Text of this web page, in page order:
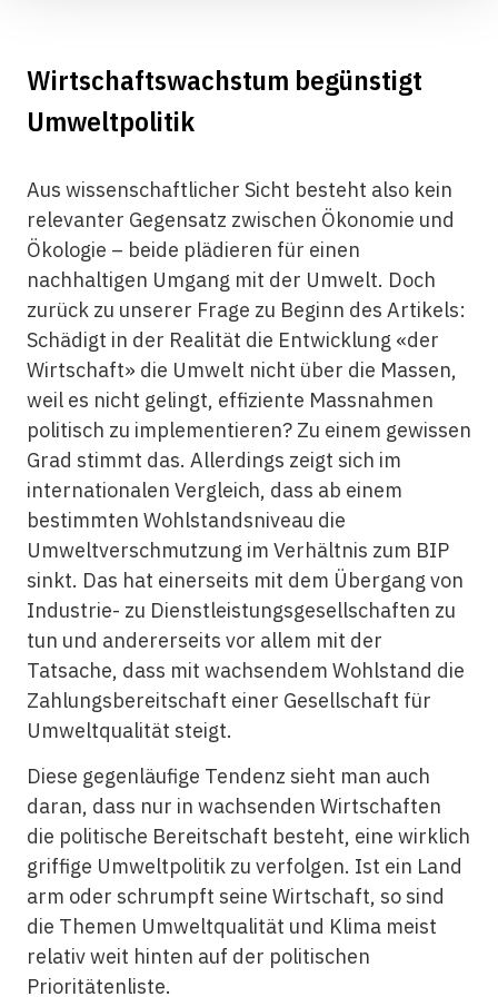
Wirtschaftswachstum begünstigt
Umweltpolitik
Aus wissenschaftlicher Sicht besteht also kein
relevanter Gegensatz zwischen Ökonomie und
Ökologie – beide plädieren für einen
nachhaltigen Umgang mit der Umwelt. Doch
zurück zu unserer Frage zu Beginn des Artikels:
Schädigt in der Realität die Entwicklung «der
Wirtschaft» die Umwelt nicht über die Massen,
weil es nicht gelingt, effiziente Massnahmen
politisch zu implementieren? Zu einem gewissen
Grad stimmt das. Allerdings zeigt sich im
internationalen Vergleich, dass ab einem
bestimmten Wohlstandsniveau die
Umweltverschmutzung im Verhältnis zum BIP
sinkt. Das hat einerseits mit dem Übergang von
Industrie- zu Dienstleistungsgesellschaften zu
tun und andererseits vor allem mit der
Tatsache, dass mit wachsendem Wohlstand die
Zahlungsbereitschaft einer Gesellschaft für
Umweltqualität steigt.
Diese gegenläufige Tendenz sieht man auch
daran, dass nur in wachsenden Wirtschaften
die politische Bereitschaft besteht, eine wirklich
griffige Umweltpolitik zu verfolgen. Ist ein Land
arm oder schrumpft seine Wirtschaft, so sind
die Themen Umweltqualität und Klima meist
relativ weit hinten auf der politischen
Prioritätenliste.